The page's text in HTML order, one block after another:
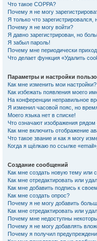
Что такое COPPA?
Почему я не могу
Я только что зарегистрировался,
Почему я не могу войти?
Я давно зарегистрирован, но
Я забыл пароль!
Почему мне периодически
Что делает функция «Удалить
Параметры и настройки
Как мне изменить мои настройки?
Как избежать появления моего
На конференции неправильное
Я изменил часовой пояс, но
Моего языка нет в списке!
Что означают изображения
Как мне включить отображение
Что такое звание и как я могу
Когда я щёлкаю по ссылке
Создание сообщений
Как мне создать новую тему или
Как мне отредактировать или
Как мне добавить подпись к
Как мне создать опрос?
Почему я не могу добавить
Как мне отредактировать или
Почему мне недоступны
Почему я не могу добавлять
Почему я получил